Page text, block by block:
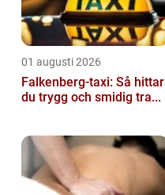
01 augusti 2026
Falkenberg-taxi: Så hittar
du trygg och smidig tra...